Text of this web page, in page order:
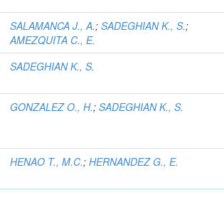
SALAMANCA J., A.;SADEGHIAN K., S.;
AMEZQUITA C., E.
SADEGHIAN K., S.
GONZALEZ O., H.;SADEGHIAN K., S.
HENAO T., M.C.;HERNANDEZ G., E.